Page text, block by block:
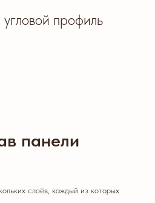
профиль
панели
слоёв, каждый из которых